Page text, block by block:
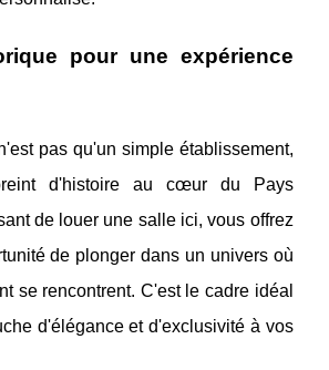
pour une expérience
pas qu'un simple établissement,
d'histoire au cœur du Pays
de louer une salle ici, vous offrez
de plonger dans un univers où
se rencontrent. C'est le cadre idéal
d'élégance et d'exclusivité à vos